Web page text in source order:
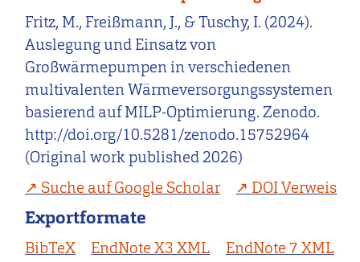
Fritz, M., Freißmann, J., & Tuschy, I. (2024).
Auslegung und Einsatz von
Großwärmepumpen in verschiedenen
multivalenten Wärmeversorgungssystemen
basierend auf MILP-Optimierung. Zenodo.
http://doi.org/10.5281/zenodo.15752964
(Original work published 2026)
Suche auf Google Scholar
DOI Verweis
Exportformate
BibTeX EndNote X3 XML
EndNote 7 XML